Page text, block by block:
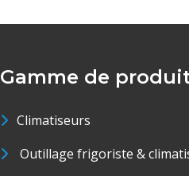
Gamme de
Climatiseurs
Outillage frigoriste &